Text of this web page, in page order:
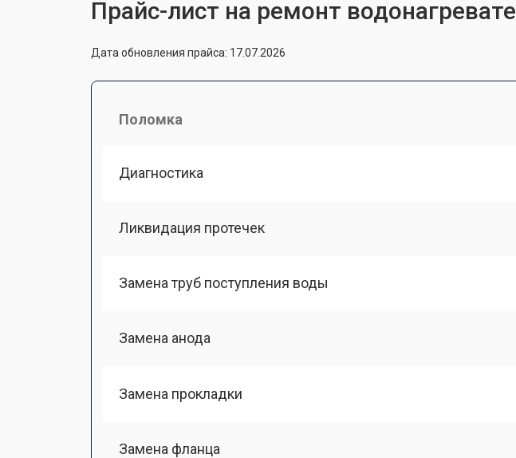
Прайс-лист на ремонт
Дата обновления прайса: 17.07.2026
Поломка
Диагностика
Ликвидация протечек
Замена труб поступления воды
Замена анода
Замена прокладки
Замена фланца